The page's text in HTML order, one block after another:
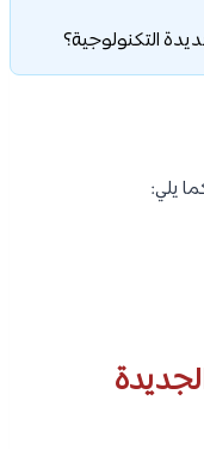
التكنولوجية؟
يلي: